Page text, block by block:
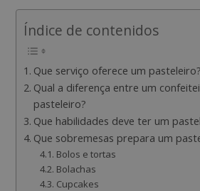
Índice de contenidos
Que serviço oferece um pasteleiro?
Qual a diferença entre um
pasteleiro?
Que habilidades deve ter um
Que sobremesas prepara um
Bolos e tortas
Bolachas
Cupcakes